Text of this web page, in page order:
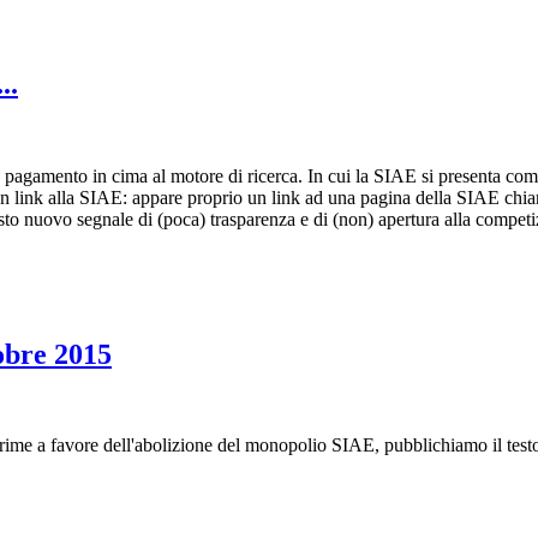
in cima al motore di ricerca. In cui la SIAE si presenta
link alla SIAE: appare proprio un link ad una pagina della SIAE
nuovo segnale di (poca) trasparenza e di (non) apertura alla
2015
a favore dell'abolizione del monopolio SIAE, pubblichiamo il